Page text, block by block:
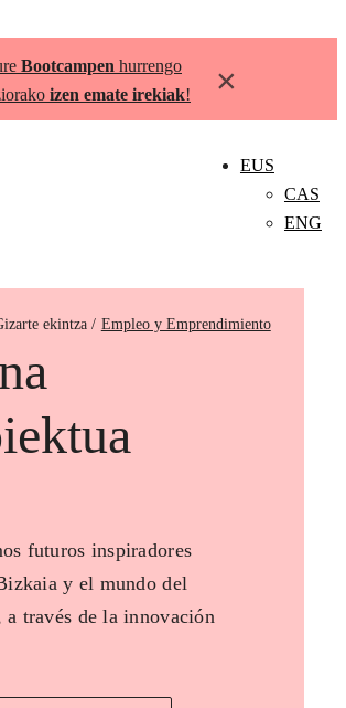
Bootcampen hurrengo
izen emate irekiak! ×
EUS
CAS
ENG
Empleo y Emprendimiento
futuros inspiradores
y el mundo del
a través de la innovación